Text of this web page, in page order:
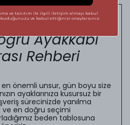
Kusursuz
Ayakkabı
Rehberi
en önemli unsur, gün boyu size
ayaklarınıza kusursuz bir
sürecinizde yanılma
ve en doğru seçimi
beden tablosuna
ve tanıtım ile ilgili iletişim almayı kabul
ve kabul ettiğinizi onaylarsınız.